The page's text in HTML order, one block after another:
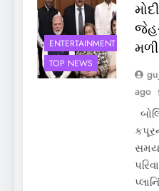
ENTERTAINMENT
TOP NEWS
ago